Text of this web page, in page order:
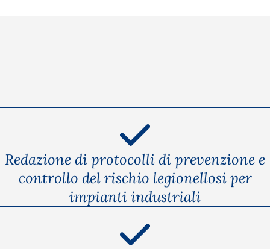
Redazione di protocolli di prevenzione e
controllo del rischio legionellosi per
impianti industriali